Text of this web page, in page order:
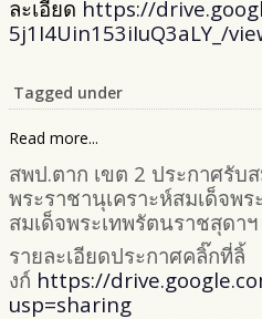
ละเอียด https://
5j1I4Uin153iIuQ3aLY_/
Tagged under
Read more...
สพป.ตาก เขต 2 ประกาศรับ
พระราชานุเคราะห์สมเด็จพ
สมเด็จพระเทพรัตนราชสุดา
รายละเอียดประกาศคลิ๊กที่ลิ้
งก์ https://
usp=sharing